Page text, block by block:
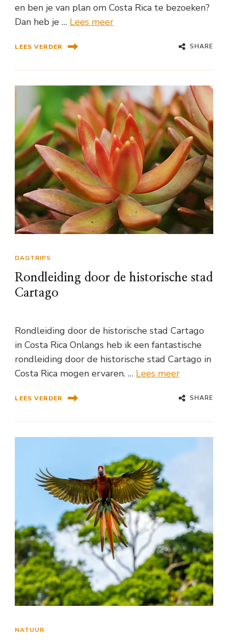
en ben je van plan om Costa Rica te bezoeken?
Dan heb je … Lees meer
LEES VERDER SHARE
DAGTRIPS
Rondleiding door de historische stad
Cartago
Rondleiding door de historische stad Cartago
in Costa Rica Onlangs heb ik een fantastische
rondleiding door de historische stad Cartago in
Costa Rica mogen ervaren. … Lees meer
LEES VERDER SHARE
NATUUR